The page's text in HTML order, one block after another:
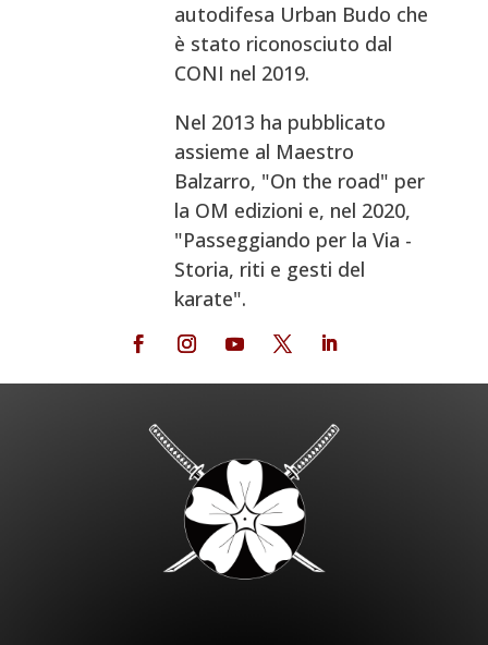
autodifesa Urban Budo che
è stato riconosciuto dal
CONI nel 2019.
Nel 2013 ha pubblicato
assieme al Maestro
Balzarro, "On the road" per
la OM edizioni e, nel 2020,
"Passeggiando per la Via -
Storia, riti e gesti del
karate".